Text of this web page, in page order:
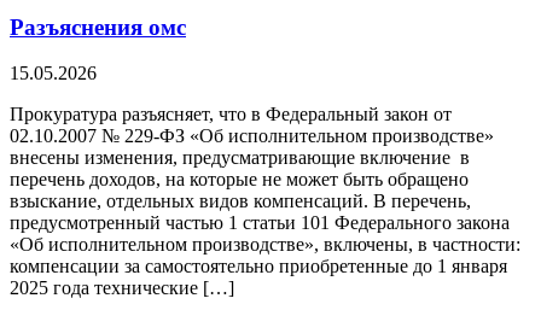
Разъяснения омс
15.05.2026
Прокуратура разъясняет, что в Федеральный закон от
02.10.2007 № 229-ФЗ «Об исполнительном производстве»
внесены изменения, предусматривающие включение в
перечень доходов, на которые не может быть обращено
взыскание, отдельных видов компенсаций. В перечень,
предусмотренный частью 1 статьи 101 Федерального закона
«Об исполнительном производстве», включены, в частности:
компенсации за самостоятельно приобретенные до 1 января
2025 года технические […]